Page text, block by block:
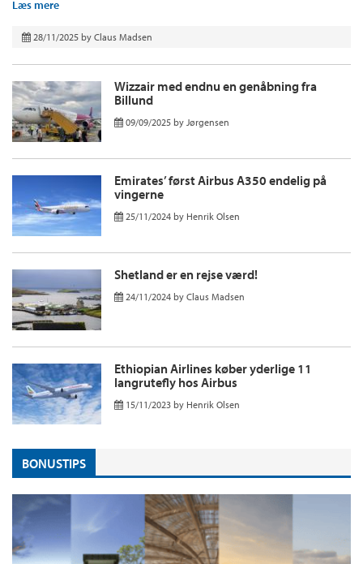
Læs mere
28/11/2025 by Claus Madsen
Wizzair med endnu en genåbning fra
Billund
09/09/2025 by Jørgensen
Emirates’ først Airbus A350 endelig på
vingerne
25/11/2024 by Henrik Olsen
Shetland er en rejse værd!
24/11/2024 by Claus Madsen
Ethiopian Airlines køber yderlige 11
langrutefly hos Airbus
15/11/2023 by Henrik Olsen
BONUSTIPS